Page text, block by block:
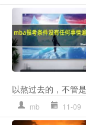
以熬过去的，不管
mb 11-09